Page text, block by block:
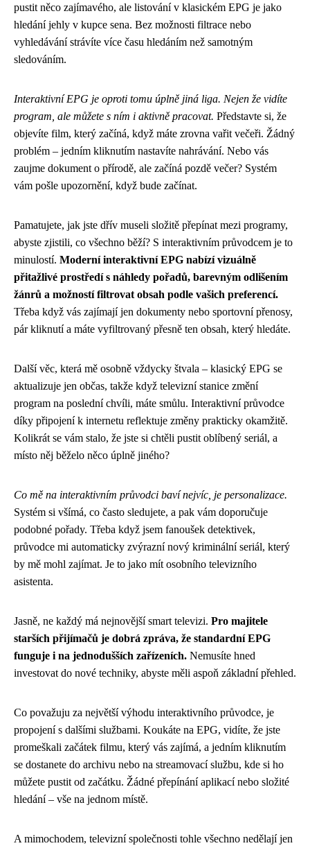
pustit něco zajímavého, ale listování v klasickém EPG je jako
hledání jehly v kupce sena. Bez možnosti filtrace nebo
vyhledávání strávíte více času hledáním než samotným
sledováním.
Interaktivní EPG je oproti tomu úplně jiná liga. Nejen že vidíte
program, ale můžete s ním i aktivně pracovat. Představte si, že
objevíte film, který začíná, když máte zrovna vařit večeři. Žádný
problém – jedním kliknutím nastavíte nahrávání. Nebo vás
zaujme dokument o přírodě, ale začíná pozdě večer? Systém
vám pošle upozornění, když bude začínat.
Pamatujete, jak jste dřív museli složitě přepínat mezi programy,
abyste zjistili, co všechno běží? S interaktivním průvodcem je to
minulostí. Moderní interaktivní EPG nabízí vizuálně
přitažlivé prostředí s náhledy pořadů, barevným odlišením
žánrů a možností filtrovat obsah podle vašich preferencí.
Třeba když vás zajímají jen dokumenty nebo sportovní přenosy,
pár kliknutí a máte vyfiltrovaný přesně ten obsah, který hledáte.
Další věc, která mě osobně vždycky štvala – klasický EPG se
aktualizuje jen občas, takže když televizní stanice změní
program na poslední chvíli, máte smůlu. Interaktivní průvodce
díky připojení k internetu reflektuje změny prakticky okamžitě.
Kolikrát se vám stalo, že jste si chtěli pustit oblíbený seriál, a
místo něj běželo něco úplně jiného?
Co mě na interaktivním průvodci baví nejvíc, je personalizace.
Systém si všímá, co často sledujete, a pak vám doporučuje
podobné pořady. Třeba když jsem fanoušek detektivek,
průvodce mi automaticky zvýrazní nový kriminální seriál, který
by mě mohl zajímat. Je to jako mít osobního televizního
asistenta.
Jasně, ne každý má nejnovější smart televizi. Pro majitele
starších přijímačů je dobrá zpráva, že standardní EPG
funguje i na jednodušších zařízeních. Nemusíte hned
investovat do nové techniky, abyste měli aspoň základní přehled.
Co považuju za největší výhodu interaktivního průvodce, je
propojení s dalšími službami. Koukáte na EPG, vidíte, že jste
promeškali začátek filmu, který vás zajímá, a jedním kliknutím
se dostanete do archivu nebo na streamovací službu, kde si ho
můžete pustit od začátku. Žádné přepínání aplikací nebo složité
hledání – vše na jednom místě.
A mimochodem, televizní společnosti tohle všechno nedělají jen